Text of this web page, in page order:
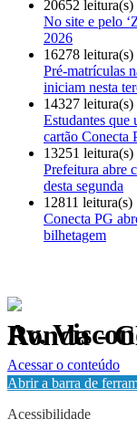
20652 leitura(s)
No site e pelo
2026
16278 leitura(s)
Pré-matrículas
iniciam nesta
14327 leitura(s)
Estudantes que
cartão Conecta
13251 leitura(s)
Prefeitura abre
desta segunda
12811 leitura(s)
Conecta PG
bilhetagem
Av. Visconde de
Política de Privacidade.
Acessar o conteúdo
Abrir a barra de
Acessibilidade